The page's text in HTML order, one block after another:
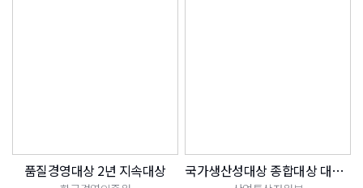
품질경영대상 2년 지속대상 국가생산성대상 종합대상 대통령 표창 수상